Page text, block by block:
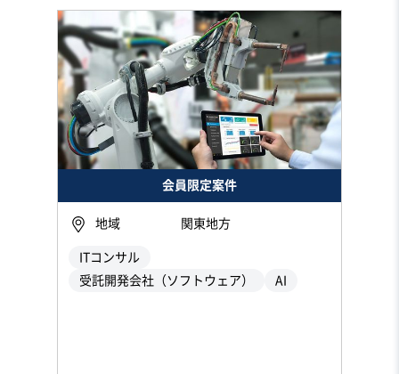
会員限定案件
地域 関東地方
ITコンサル
受託開発会社（ソフトウェア）
AI